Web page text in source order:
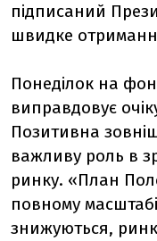
підписаний
швидке
Понеділок на
виправдовує
Позитивна
важливу роль в
ринку. «План
повному
знижуються,